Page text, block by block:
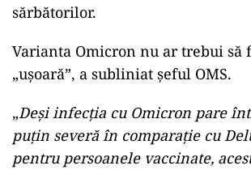
sărbătorilor.
Varianta Omicron nu ar trebui să
„uşoară”, a subliniat șeful OMS.
„Deşi infecţia cu Omicron pare
puţin severă în comparaţie cu
pentru persoanele vaccinate,